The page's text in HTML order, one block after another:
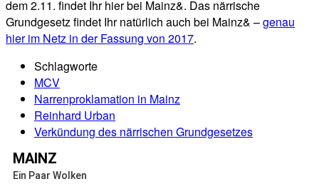
dem 2.11. findet Ihr hier bei Mainz&. Das närrische
Grundgesetz findet Ihr natürlich auch bei Mainz& –genau
hier im Netz in der Fassung von 2017.
Schlagworte
MCV
Narrenproklamation in Mainz
Reinhard Urban
Verkündung des närrischen Grundgesetzes
MAINZ
Ein Paar Wolken